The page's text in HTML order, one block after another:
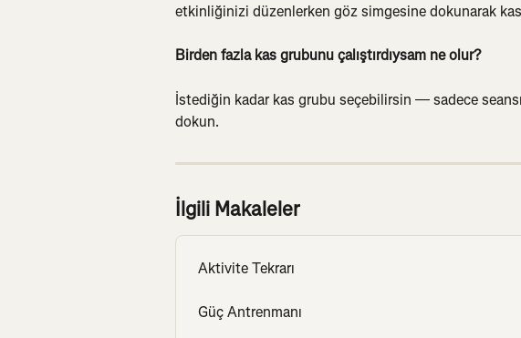
etkinliğinizi düzenlerken göz simgesine dokunarak
Birden fazla kas grubunu çalıştırdıysam ne olur?
İstediğin kadar kas grubu seçebilirsin — sadece
dokun.
İlgili Makaleler
Aktivite Tekrarı
Güç Antrenmanı